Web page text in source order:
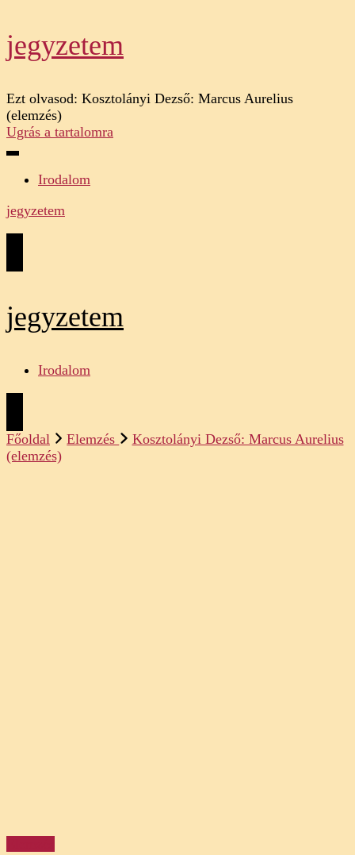
jegyzetem
Ezt olvasod: Kosztolányi Dezső: Marcus Aurelius
(elemzés)
Ugrás a tartalomra
Irodalom
jegyzetem
jegyzetem
Irodalom
Főoldal Elemzés
Kosztolányi Dezső: Marcus Aurelius
(elemzés)